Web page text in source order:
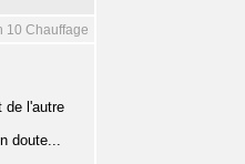
10 Chauffage
de l'autre
doute...